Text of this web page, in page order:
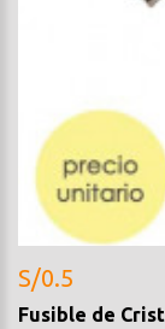
S/0.5
Fusible de